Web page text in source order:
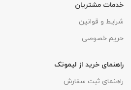
خدمات مشتریان
شرایط و قوانین
حریم خصوصی
راهنمای خرید از لیموتک
راهنمای ثبت سفارش